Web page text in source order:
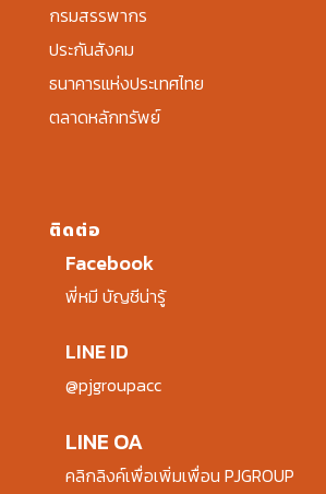
กรมสรรพากร
ประกันสังคม
ธนาคารแห่งประเทศไทย
ตลาดหลักทรัพย์
ติดต่อ
Facebook
พี่หมี บัญชีน่ารู้
LINE ID
@pjgroupacc
LINE OA
คลิกลิงค์เพื่อเพิ่มเพื่อน PJGROUP